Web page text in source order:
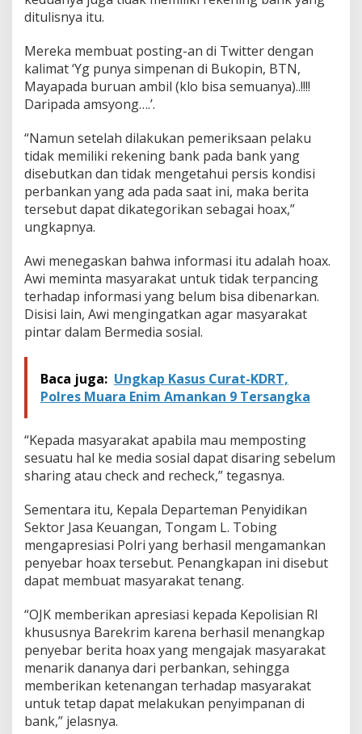
n
a
i
d
a
n
k
ditulisnya itu.
Mereka membuat posting-an di Twitter dengan
kalimat ‘Yg punya simpenan di Bukopin, BTN,
Mayapada buruan ambil (klo bisa semuanya)..!!!!
Daripada amsyong….’.
“Namun setelah dilakukan pemeriksaan pelaku
tidak memiliki rekening bank pada bank yang
disebutkan dan tidak mengetahui persis kondisi
perbankan yang ada pada saat ini, maka berita
tersebut dapat dikategorikan sebagai hoax,”
ungkapnya.
Awi menegaskan bahwa informasi itu adalah hoax.
Awi meminta masyarakat untuk tidak terpancing
terhadap informasi yang belum bisa dibenarkan.
Disisi lain, Awi mengingatkan agar masyarakat
pintar dalam Bermedia sosial.
Baca juga: Ungkap Kasus Curat-KDRT,
Polres Muara Enim Amankan 9 Tersangka
“Kepada masyarakat apabila mau memposting
sesuatu hal ke media sosial dapat disaring sebelum
sharing atau check and recheck,” tegasnya.
Sementara itu, Kepala Departeman Penyidikan
Sektor Jasa Keuangan, Tongam L. Tobing
mengapresiasi Polri yang berhasil mengamankan
penyebar hoax tersebut. Penangkapan ini disebut
dapat membuat masyarakat tenang.
“OJK memberikan apresiasi kepada Kepolisian RI
khususnya Barekrim karena berhasil menangkap
penyebar berita hoax yang mengajak masyarakat
menarik dananya dari perbankan, sehingga
memberikan ketenangan terhadap masyarakat
untuk tetap dapat melakukan penyimpanan di
bank,” jelasnya.